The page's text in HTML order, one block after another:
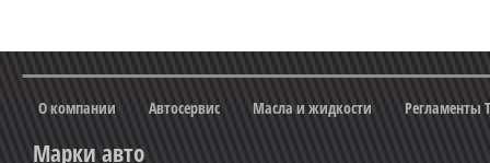
О компании Автосервис Масла и жидкости Регламенты
Марки авто